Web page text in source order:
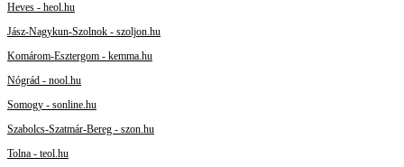
Heves - heol.hu
Jász-Nagykun-Szolnok - szoljon.hu
Komárom-Esztergom - kemma.hu
Nógrád - nool.hu
Somogy - sonline.hu
Szabolcs-Szatmár-Bereg - szon.hu
Tolna - teol.hu